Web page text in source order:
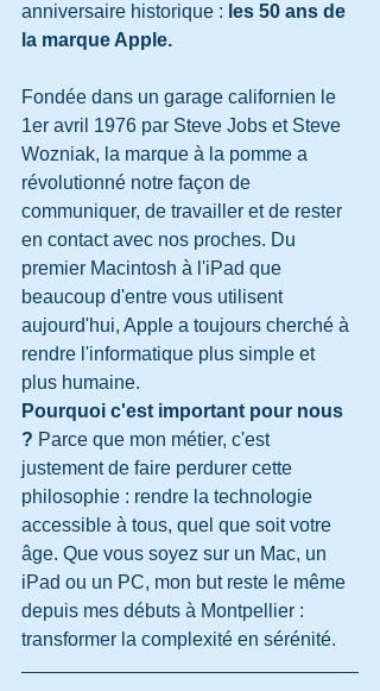
anniversaire historique : les 50 ans de
la marque Apple.
Fondée dans un garage californien le
1er avril 1976 par Steve Jobs et Steve
Wozniak, la marque à la pomme a
révolutionné notre façon de
communiquer, de travailler et de rester
en contact avec nos proches. Du
premier Macintosh à l'iPad que
beaucoup d'entre vous utilisent
aujourd'hui, Apple a toujours cherché à
rendre l'informatique plus simple et
plus humaine.
Pourquoi c'est important pour nous
? Parce que mon métier, c'est
justement de faire perdurer cette
philosophie : rendre la technologie
accessible à tous, quel que soit votre
âge. Que vous soyez sur un Mac, un
iPad ou un PC, mon but reste le même
depuis mes débuts à Montpellier :
transformer la complexité en sérénité.